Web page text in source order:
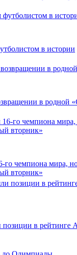
в истории
в родной
го чемпиона мира,
вторник»
в рейтинге